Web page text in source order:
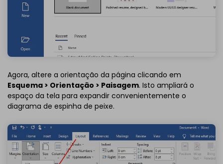
Agora, altere a orientação da página clicando em
Esquema > Orientação > Paisagem. Isto ampliará o
espaço da tela para expandir convenientemente o
diagrama de espinha de peixe.